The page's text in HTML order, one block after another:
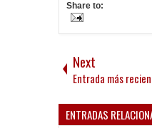
Share to:
Next
Entrada más
ENTRADAS